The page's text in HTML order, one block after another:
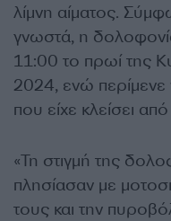
λίμνη αίματος.
γνωστά, η
11:00 το πρωί της
2024, ενώ
που είχε κλείσει
«Τη στιγμή της
πλησίασαν με
τους και την